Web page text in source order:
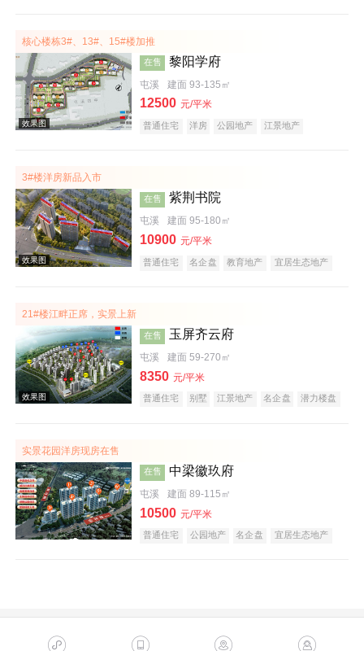
效果图
效果图
核心楼栋3#、13#、15#楼加推
效果图
在售 黎阳学府
屯溪 建面 93-135㎡
12500 元/平米
普通住宅 洋房 公园地产
江景地产
3#楼洋房新品入市
在售 紫荆书院
屯溪 建面 95-180㎡
10900 元/平米
普通住宅 名企盘 教育地产
宜居生态地产
21#楼江畔正席，实景上新
在售 玉屏齐云府
屯溪 建面 59-270㎡
8350 元/平米
普通住宅 别墅 江景地产 名企盘
潜力楼盘
实景花园洋房现房在售
在售 中梁徽玖府
屯溪 建面 89-115㎡
10500 元/平米
普通住宅 公园地产 名企盘
宜居生态地产